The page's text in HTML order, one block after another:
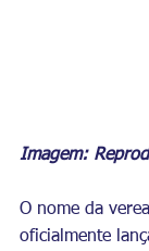
Imagem:
O nome da
oficialmente